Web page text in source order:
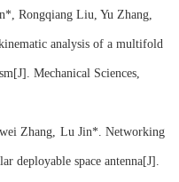
Rongqiang Liu, Yu Zhang,
analysis of a multifold
Mechanical Sciences,
Zhang, Lu Jin*. Networking
deployable space antenna[J].